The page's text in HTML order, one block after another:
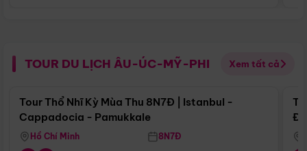
TOUR DU LỊCH ÂU-ÚC-MỸ-PHI Xem tất cả
Điểm nổi bật
Tour Thổ Nhĩ Kỳ Mùa Thu 8N7Đ | Istanbul -
Cappadocia - Pamukkale
Hồ Chí Minh 8N7Đ